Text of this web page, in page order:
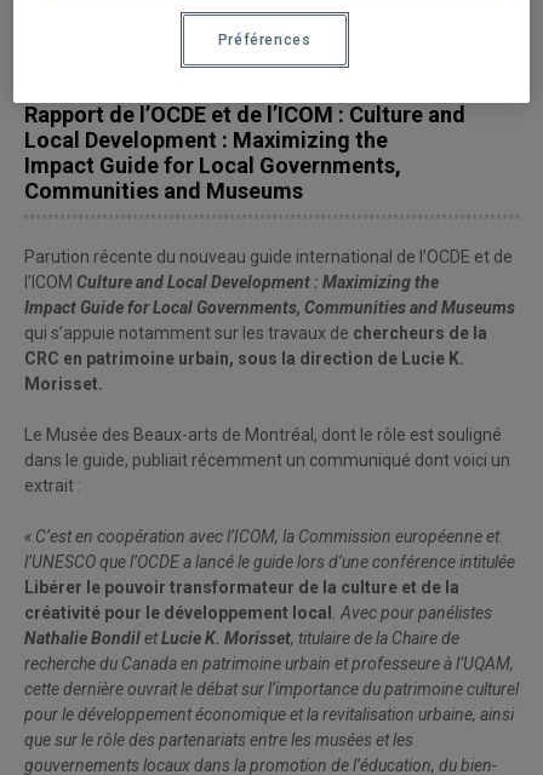
Rapport de l’OCDE et de l’ICOM : Culture and
Local Development : Maximizing the
Impact Guide for Local Governments,
Communities and Museums
Parution récente du nouveau guide international de l’OCDE et de
l’ICOM Culture and Local Development : Maximizing the
Impact Guide for Local Governments, Communities and Museums
qui s’appuie notamment sur les travaux de chercheurs de la
CRC en patrimoine urbain, sous la direction de Lucie K.
Morisset.
Le Musée des Beaux-arts de Montréal, dont le rôle est souligné
dans le guide, publiait récemment un communiqué dont voici un
extrait :
« C’est en coopération avec l’ICOM, la Commission européenne et
l’UNESCO que l’OCDE a lancé le guide lors d’une conférence intitulée
Libérer le pouvoir transformateur de la culture et de la
créativité pour le développement local . Avec pour panélistes
Nathalie BondiletLucie K. Morisset, titulaire de la Chaire de
recherche du Canada en patrimoine urbain et professeure à l’UQAM,
cette dernière ouvrait le débat sur l’importance du patrimoine culturel
pour le développement économique et la revitalisation urbaine, ainsi
que sur le rôle des partenariats entre les musées et les
gouvernements locaux dans la promotion de l’éducation, du bien-
Préférences